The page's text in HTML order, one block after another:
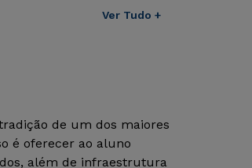
Ver Tudo +
de um dos maiores
é oferecer ao aluno
além de infraestrutura
e fácil
e fácil